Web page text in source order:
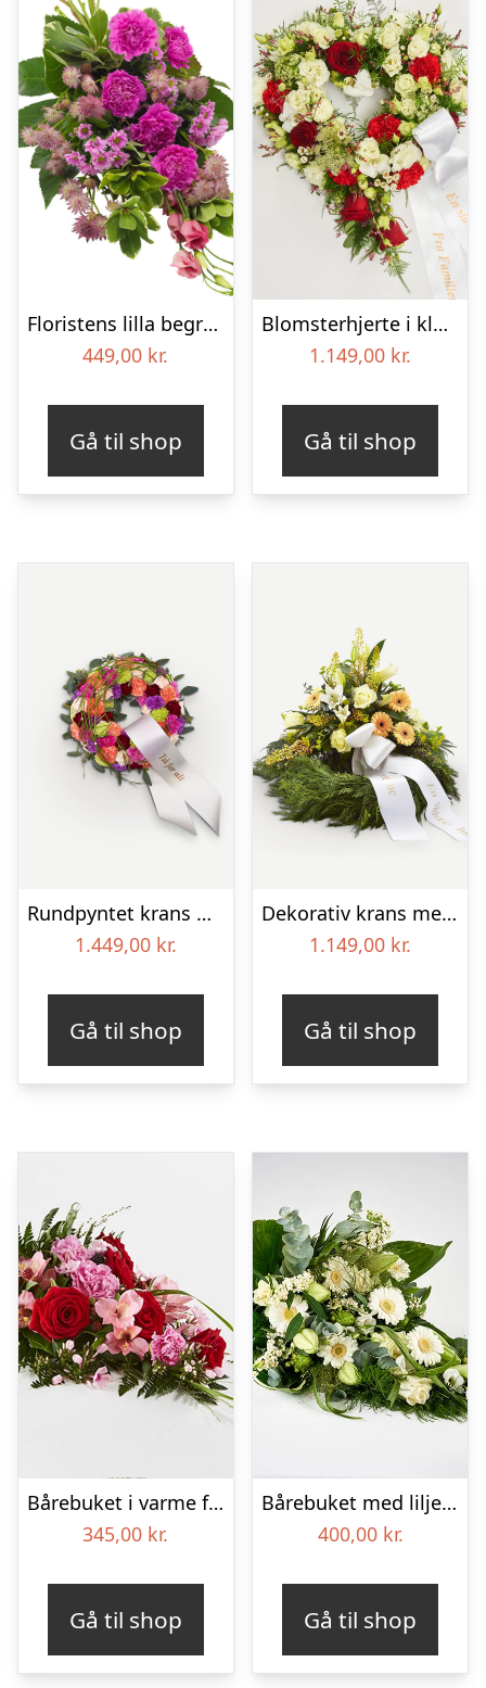
Floristens lilla begravelses­buket
449,00 kr.
Gå til shop
Blomsterhjerte i klassisk stil med bånd
1.149,00 kr.
Gå til shop
Rundpyntet krans med bånd
1.449,00 kr.
Gå til shop
Dekorativ krans med bånd
1.149,00 kr.
Gå til shop
Bårebuket i varme farver – Blomster til begravelse
345,00 kr.
Gå til shop
Bårebuket med liljer, floristens valg – Blomster til begravelse
400,00 kr.
Gå til shop